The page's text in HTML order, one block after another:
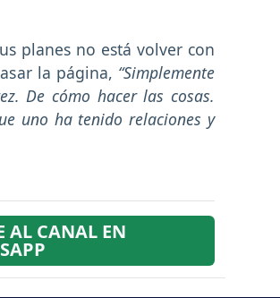
planes no está volver con
la página, “Simplemente
De cómo hacer las cosas.
uno ha tenido relaciones y
AL CANAL EN